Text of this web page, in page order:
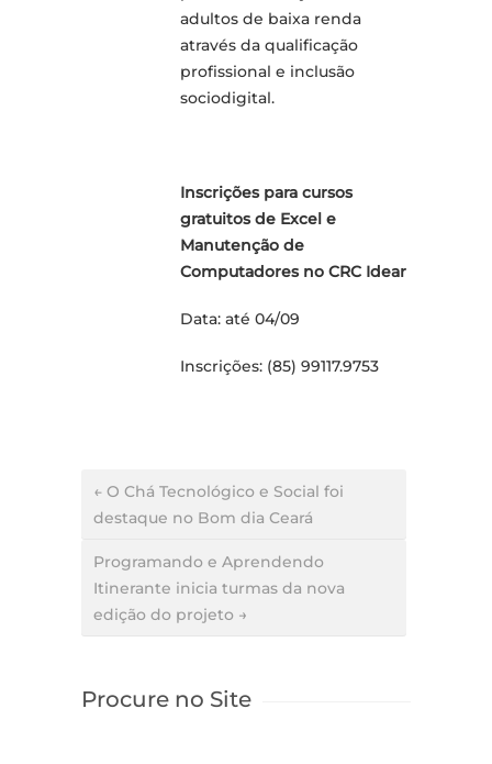
adultos de baixa renda
através da qualificação
profissional e inclusão
sociodigital.
Inscrições para cursos
gratuitos de Excel e
Manutenção de
Computadores no CRC Idear
Data: até 04/09
Inscrições: (85) 99117.9753
← O Chá Tecnológico e Social foi
destaque no Bom dia Ceará
Programando e Aprendendo
Itinerante inicia turmas da nova
edição do projeto →
Procure no Site